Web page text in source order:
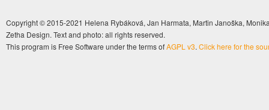
Copyright © 2015-2021 Helena Rybáková, Jan Harmata, Martin Janoška,
Zetha Design. Text and photo: all rights reserved.
This program is Free Software under the terms ofAGPL v3. Click here for the